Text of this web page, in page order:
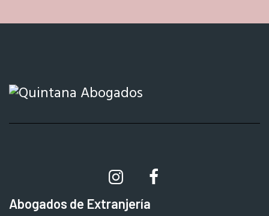
Abogados de Extranjería